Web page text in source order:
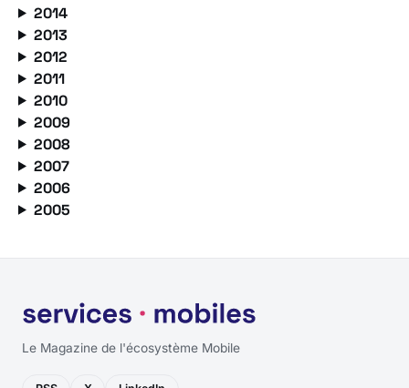
2014
2013
2012
2011
2010
2009
2008
2007
2006
2005
Le Magazine de l'écosystème Mobile